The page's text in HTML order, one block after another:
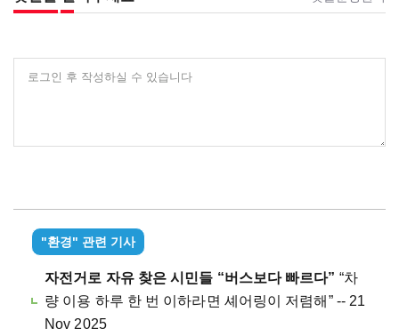
로그인 후 작성하실 수 있습니다
"환경" 관련 기사
자전거로 자유 찾은 시민들 “버스보다 빠르다” “차
량 이용 하루 한 번 이하라면 셰어링이 저렴해” -- 21
Nov 2025